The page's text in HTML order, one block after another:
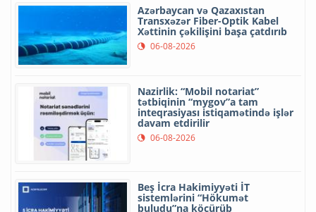
Azərbaycan və Qazaxıstan
Transxəzər Fiber-Optik Kabel
Xəttinin çəkilişini başa çatdırıb
06-08-2026
Nazirlik: “Mobil notariat”
tətbiqinin “mygov”a tam
inteqrasiyası istiqamətində işlər
davam etdirilir
06-08-2026
Beş İcra Hakimiyyəti İT
sistemlərini “Hökumət
buludu”na köçürüb